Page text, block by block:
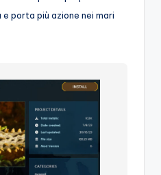
porta più azione nei mari